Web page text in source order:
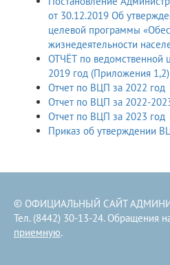
от 30.12.2019 Об
целевой программы
жизнедеятельности
ОТЧЁТ по ведомственной
2019 год (Приложения 1,2)
Отчет по ВЦП за 2022 год
Отчет по ВЦП за 2022-
Отчет по ВЦП за 2023 год
© ОФИЦИАЛЬНЫЙ САЙТ
Тел. (8442) 30-13-24. Обращения
приемную.